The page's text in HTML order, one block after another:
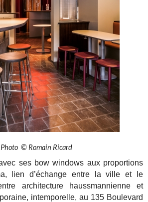
Photo © Romain Ricard
ses bow windows aux proportions
lien d’échange entre la ville et le
architecture haussmannienne et
intemporelle, au 135 Boulevard